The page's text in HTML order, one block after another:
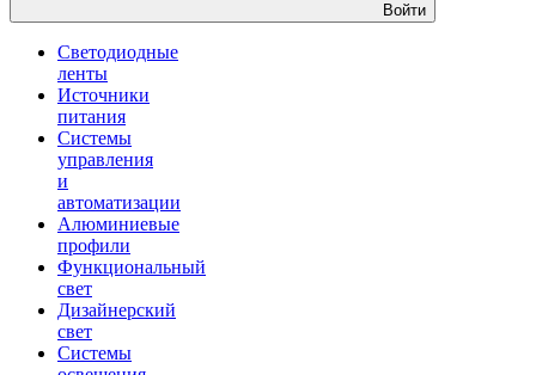
Войти
Светодиодные
ленты
Источники
питания
Системы
управления
и
автоматизации
Алюминиевые
профили
Функциональный
свет
Дизайнерский
свет
Системы